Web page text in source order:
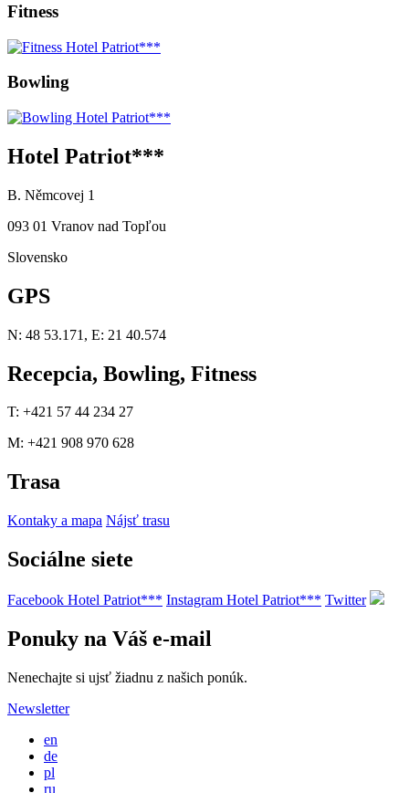
Fitness
Bowling
Hotel Patriot***
B. Němcovej 1
093 01 Vranov nad Topľou
Slovensko
GPS
N: 48 53.171, E: 21 40.574
Recepcia, Bowling, Fitness
T: +421 57 44 234 27
M: +421 908 970 628
Trasa
Kontaky a mapa Nájsť trasu
Sociálne siete
Facebook Hotel Patriot*** Instagram Hotel Patriot*** Twitter
Ponuky na Váš e-mail
Nenechajte si ujsť žiadnu z našich ponúk.
Newsletter
en
de
pl
ru